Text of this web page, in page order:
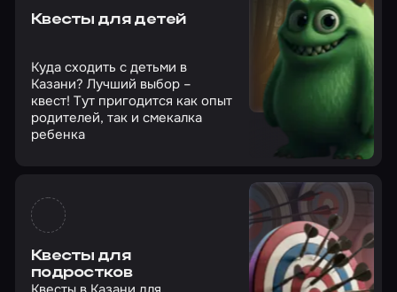
Квесты для детей
Куда сходить с детьми в
Казани? Лучший выбор –
квест! Тут пригодится как опыт
родителей, так и смекалка
ребенка
Квесты для
подростков